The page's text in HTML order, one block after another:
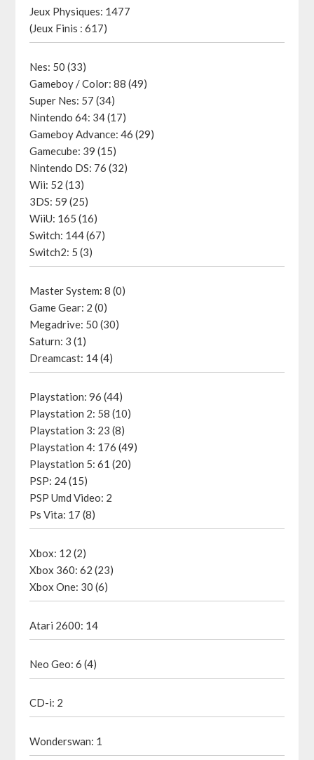
Jeux Physiques: 1477
(Jeux Finis : 617)
Nes: 50 (33)
Gameboy / Color: 88 (49)
Super Nes: 57 (34)
Nintendo 64: 34 (17)
Gameboy Advance: 46 (29)
Gamecube: 39 (15)
Nintendo DS: 76 (32)
Wii: 52 (13)
3DS: 59 (25)
WiiU: 165 (16)
Switch: 144 (67)
Switch2: 5 (3)
Master System: 8 (0)
Game Gear: 2 (0)
Megadrive: 50 (30)
Saturn: 3 (1)
Dreamcast: 14 (4)
Playstation: 96 (44)
Playstation 2: 58 (10)
Playstation 3: 23 (8)
Playstation 4: 176 (49)
Playstation 5: 61 (20)
PSP: 24 (15)
PSP Umd Video: 2
Ps Vita: 17 (8)
Xbox: 12 (2)
Xbox 360: 62 (23)
Xbox One: 30 (6)
Atari 2600: 14
Neo Geo: 6 (4)
CD-i: 2
Wonderswan: 1